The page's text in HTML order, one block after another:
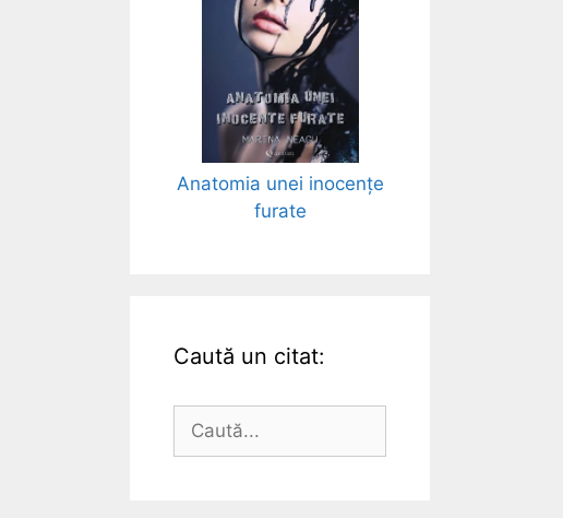
Anatomia unei inocențe
furate
Caută un citat:
Caută